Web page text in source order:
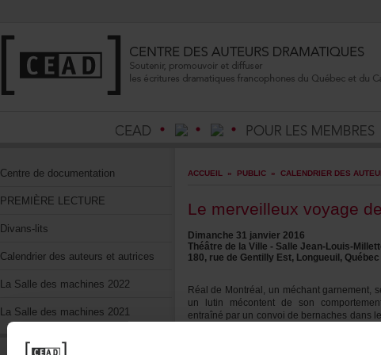
Centrededocumentation
PREMIÈRELECTURE
Divans-lits
Calendrierdesauteursetautrices
LaSalledesmachines2022
LaSalledesmachines2021
ACCUEIL » PUBLIC»
Dimanche31janvier2016
ThéâtredelaVille-SalleJean-Louis-
180,ruedeGentillyEst,Longueuil,Québec